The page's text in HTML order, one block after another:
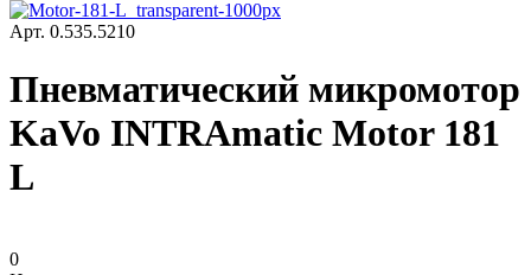
Арт. 0.535.5210
Пневматический микромотор
KaVo INTRAmatic Motor 181
L
0